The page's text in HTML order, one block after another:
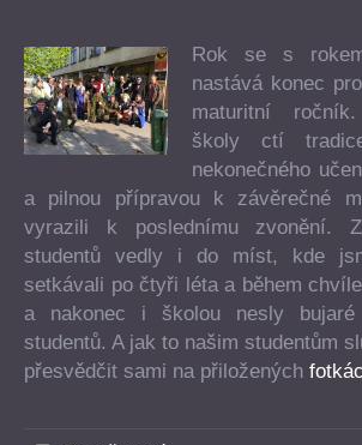
Rok se s
nastává konec
maturitní
školy ctí
nekonečného
a pilnou přípravou k závěrečné
vyrazili k poslednímu zvonění.
studentů vedly i do míst, kde
setkávali po čtyři léta a během
a nakonec i školou nesly bujaré
studentů. A jak to našim studentům
přesvědčit sami na přiložených